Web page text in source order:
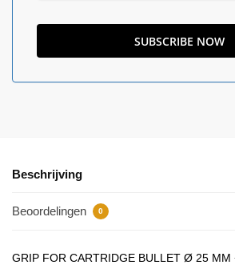
Beschrijving
Beoordelingen 0
GRIP FOR CARTRIDGE BULLET Ø 25 MM